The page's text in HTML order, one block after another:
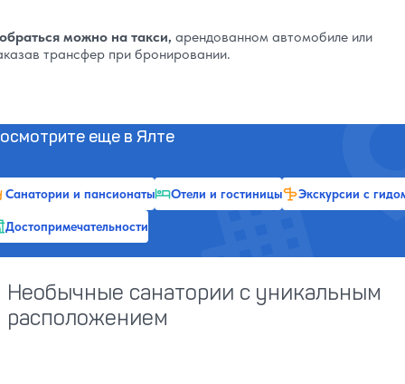
можно на такси, арендованном автомобиле или
трансфер при бронировании.
еще в Ялте
Санатории и пансионаты Отели и гостиницы
Экскурсии с
Достопримечательности
Необычные санатории с уникальным
расположением